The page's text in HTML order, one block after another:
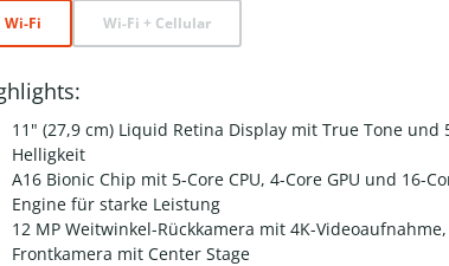
Wi-Fi Wi-Fi + Cellular
11" (27,9 cm) Liquid Retina Display mit True Tone und
Helligkeit
A16 Bionic Chip mit 5-Core CPU, 4-Core GPU und 16-
Engine für starke Leistung
12 MP Weitwinkel-Rückkamera mit 4K-Videoaufnahme,
Frontkamera mit Center Stage